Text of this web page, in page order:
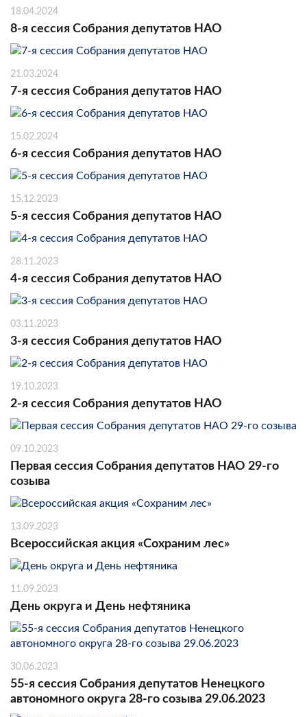
18.04.2024
8-я сессия Собрания депутатов НАО
21.03.2024
7-я сессия Собрания депутатов НАО
15.02.2024
6-я сессия Собрания депутатов НАО
15.12.2023
5-я сессия Собрания депутатов НАО
28.11.2023
4-я сессия Собрания депутатов НАО
03.11.2023
3-я сессия Собрания депутатов НАО
19.10.2023
2-я сессия Собрания депутатов НАО
09.10.2023
Первая сессия Собрания депутатов НАО 29-го
созыва
13.09.2023
Всероссийская акция «Сохраним лес»
11.09.2023
День округа и День нефтяника
30.06.2023
55-я сессия Собрания депутатов Ненецкого
автономного округа 28-го созыва 29.06.2023